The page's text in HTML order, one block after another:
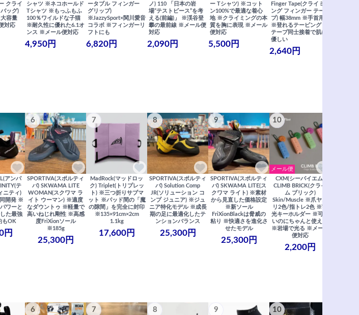
クライ
ッグ)
容量
対応
シャツ ※ネコホールド
Tシャツ ※もっふもふ
100％ワイルドな子猫
※耐久性に優れた6.1オ
ンス ※メール便対応
4,950円
ータブル フィンガー
グリップ)
※JazzySport×関川愛音
コラボ ※フィンガーリ
フトにも
6,820円
ノ) 110 「日本の岩
場“テストピース”を考
える(前編)」 ※渓谷登
攀の最前線 ※メール便
対応
2,090円
ー Tシャツ) ※コット
ン100%で最適な着心
地 ※クライミングの本
質を胸に表現 ※メール
便対応
5,500円
Finger Tape(クライミ
ング フィンガー テー
プ) 幅38mm ※手首用
※登れるテーピング ※
テープ同士接着で肌に
優しい
2,640円
アンパ
テ
ニティ)
開発 ※
ワーと
た最強
もOK
円
6
SPORTIVA(スポルティ
バ) SKWAMA LITE
WOMAN(スクワマ ラ
イト ウーマン) ※適度
なダウントゥ ※軽量で
高いねじれ剛性 ※高感
度FriXionソール
※185g
25,300円
7
MadRock(マッドロッ
ク) Triplet(トリプレッ
ト) ※三つ折りサブマ
ット ※パッド間の「魔
の隙間」を完全に封印
※135×91cm×2cm
1.1kg
17,600円
8
SPORTIVA(スポルティ
バ) Solution Comp
JR(ソリューション コ
ンプ ジュニア) ※ジュ
ニア特化モデル ※成長
期の足に最適化したテ
ンションバランス
25,300円
9
SPORTIVA(スポルティ
バ) SKWAMA LITE(ス
クワマ ライト) ※素材
から見直した価格設定
※新ソール
FriXionBlackは脅威の
粘り ※快適さを進化さ
せたモデル
25,300円
10
メール便
CXM(シーバイエム)
CLIMB BRICK(クライ
ム ブリック)
Skin/Muscle ※爪ヤス
リ2色/指トレ2色 ※蓄
光キーホルダー ※可愛
いのにちゃんと使える
※岩場で光る ※メール
便対応
2,200円
6 7 8 9 10